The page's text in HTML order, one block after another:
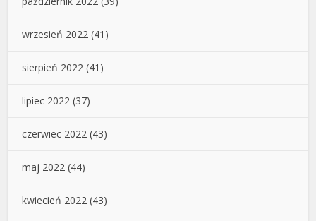
wrzesień 2022 (41)
sierpień 2022 (41)
lipiec 2022 (37)
czerwiec 2022 (43)
maj 2022 (44)
kwiecień 2022 (43)